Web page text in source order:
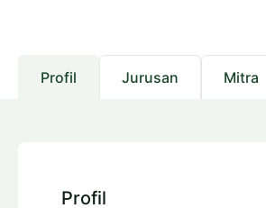
Profil Jurusan Mitra
Profil